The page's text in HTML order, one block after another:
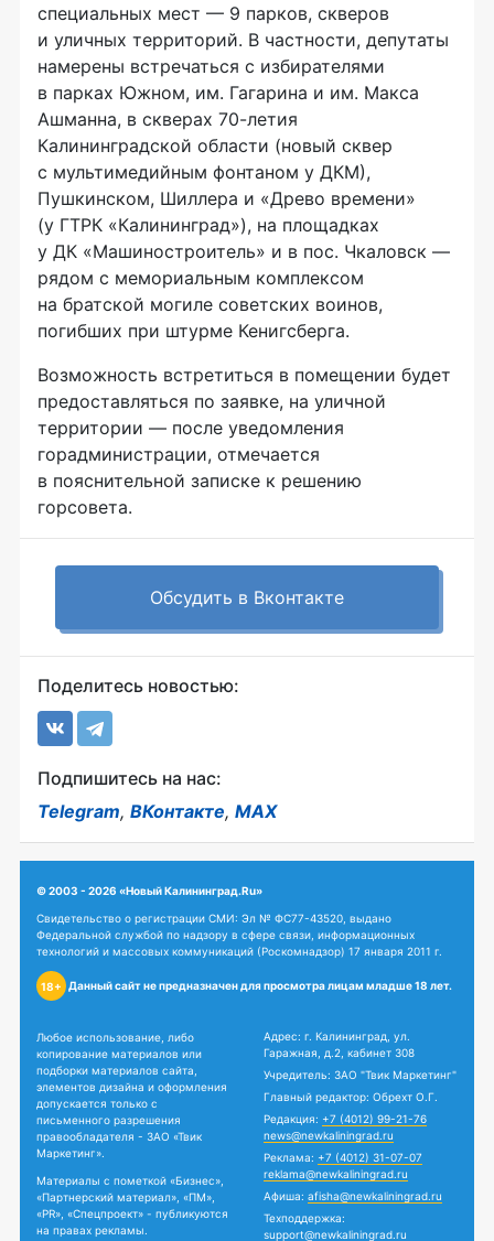
специальных мест — 9 парков, скверов
и уличных территорий. В частности, депутаты
намерены встречаться с избирателями
в парках Южном, им. Гагарина и им. Макса
Ашманна, в скверах 70-летия
Калининградской области (новый сквер
с мультимедийным фонтаном у ДКМ),
Пушкинском, Шиллера и «Древо времени»
(у ГТРК «Калининград»), на площадках
у ДК «Машиностроитель» и в пос. Чкаловск —
рядом с мемориальным комплексом
на братской могиле советских воинов,
погибших при штурме Кенигсберга.
Возможность встретиться в помещении будет
предоставляться по заявке, на уличной
территории — после уведомления
горадминистрации, отмечается
в пояснительной записке к решению
горсовета.
Обсудить в Вконтакте
Поделитесь новостью:
Подпишитесь на нас:
Telegram, ВКонтакте, MAX
© 2003 - 2026 «Новый Калининград.Ru»
Свидетельство о регистрации СМИ: Эл № ФС77-43520, выдано
Федеральной службой по надзору в сфере связи, информационных
технологий и массовых коммуникаций (Роскомнадзор) 17 января 2011 г.
18+ Данный сайт не предназначен для просмотра лицам младше 18 лет.
Любое использование, либо
копирование материалов или
подборки материалов сайта,
элементов дизайна и оформления
допускается только с
письменного разрешения
правообладателя - ЗАО «Твик
Маркетинг».
Материалы с пометкой «Бизнес»,
«Партнерский материал», «ПМ»,
«PR», «Спецпроект» - публикуются
на правах рекламы.
Адрес: г. Калининград, ул.
Гаражная, д.2, кабинет 308
Учредитель: ЗАО "Твик Маркетинг"
Главный редактор: Обрехт О.Г.
Редакция: +7 (4012) 99-21-76
news@newkaliningrad.ru
Реклама: +7 (4012) 31-07-07
reklama@newkaliningrad.ru
Афиша: afisha@newkaliningrad.ru
Техподдержка:
support@newkaliningrad.ru